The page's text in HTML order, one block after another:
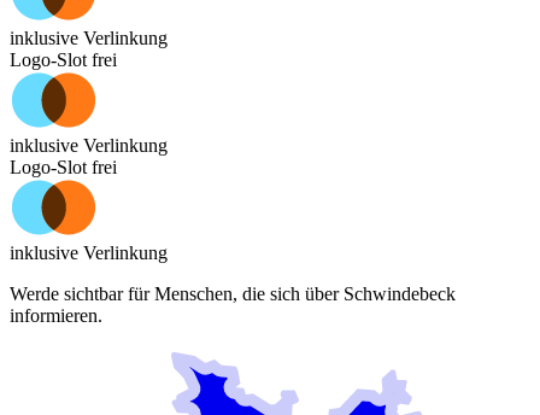
inklusive Verlinkung
Logo-Slot frei
inklusive Verlinkung
Logo-Slot frei
inklusive Verlinkung
Werde sichtbar für Menschen, die sich über Schwindebeck
informieren.